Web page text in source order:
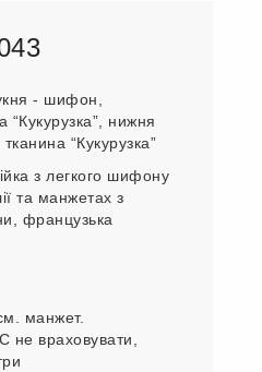
- шифон,
“Кукурузка”, нижня
“Кукурузка”
з легкого шифону
та манжетах з
французька
манжет.
не враховувати,